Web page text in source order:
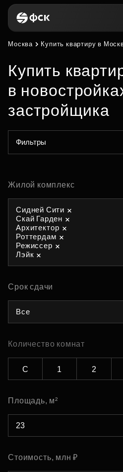
Москва Купить квартиру в
Купить
в
застройщика
Фильтры
Жилой комплекс
Сидней Сити
Скай Гарден
Архитектор
Роттердам
Режиссер
Лэйк
Срок сдачи
Все
Количество комнат
С 1 2
Площадь, м²
Стоимость, млн ₽